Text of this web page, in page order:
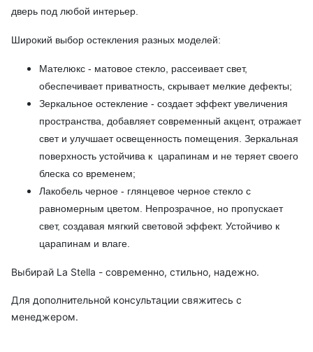
дверь под любой интерьер.
Широкий выбор остекления разных моделей:
Мателюкс - матовое стекло, рассеивает свет,
обеспечивает приватность, скрывает мелкие дефекты;
Зеркальное остекление - создает эффект увеличения
пространства, добавляет современный акцент, отражает
свет и улучшает освещенность помещения. Зеркальная
поверхность устойчива к царапинам и не теряет своего
блеска со временем;
Лакобель черное - глянцевое черное стекло с
равномерным цветом. Непрозрачное, но пропускает
свет, создавая мягкий световой эффект. Устойчиво к
царапинам и влаге.
Выбирай La Stella - современно, стильно, надежно.
Для дополнительной консультации свяжитесь с
менеджером.